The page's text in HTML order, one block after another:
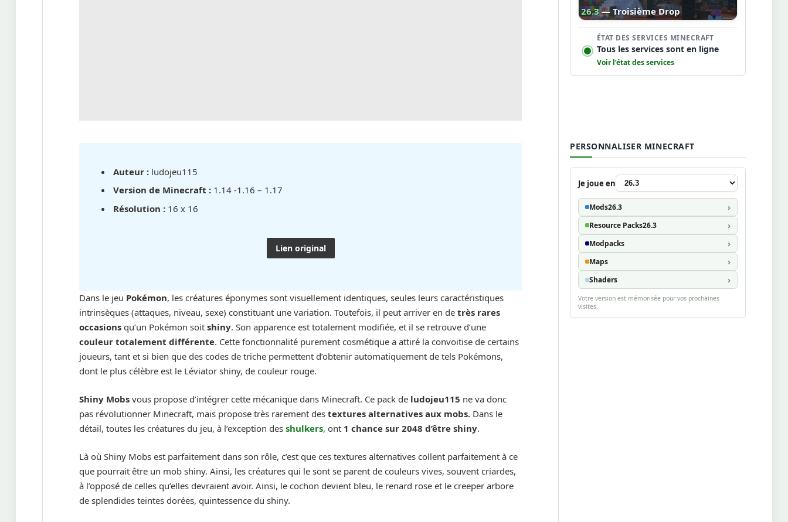
Auteur : ludojeu115
Version de Minecraft : 1.14 -1.16 – 1.17
Résolution : 16 x 16
Lien original
Dans le jeu Pokémon, les créatures éponymes sont visuellement identiques, seules leurs caractéristiques
intrinsèques (attaques, niveau, sexe) constituant une variation. Toutefois, il peut arriver en detrès rares
occasions qu’un Pokémon soitshiny. Son apparence est totalement modifiée, et il se retrouve d’une
couleur totalement différente. Cette fonctionnalité purement cosmétique a attiré la convoitise de certains
joueurs, tant et si bien que des codes de triche permettent d’obtenir automatiquement de tels Pokémons,
dont le plus célèbre est le Léviator shiny, de couleur rouge.
Shiny Mobs vous propose d’intégrer cette mécanique dans Minecraft. Ce pack de ludojeu115 ne va donc
pas révolutionner Minecraft, mais propose très rarement destextures alternatives aux mobs. Dans le
détail, toutes les créatures du jeu, à l’exception desshulkers, ont 1 chance sur 2048 d’être shiny.
Là où Shiny Mobs est parfaitement dans son rôle, c’est que ces textures alternatives collent parfaitement à ce
que pourrait être un mob shiny. Ainsi, les créatures qui le sont se parent de couleurs vives, souvent criardes,
à l’opposé de celles qu’elles devraient avoir. Ainsi, le cochon devient bleu, le renard rose et le creeper arbore
de splendides teintes dorées, quintessence du shiny.
26.3 — Troisième Drop
ÉTAT DES SERVICES MINECRAFT
Tous les services sont en ligne
Voir l’état des services
PERSONNALISER MINECRAFT
Je joue en
Mods26.3
Resource Packs26.3
Modpacks
Maps
Shaders
Votre version est mémorisée pour vos prochaines
visites.